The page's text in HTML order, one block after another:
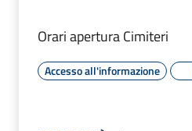
Orari apertura Cimiteri
Accesso all'informazione